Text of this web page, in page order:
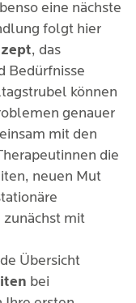
eine nächste
folgt hier
, das
Bedürfnisse
können
genauer
mit den
die
neuen Mut
mit
Übersicht
bei